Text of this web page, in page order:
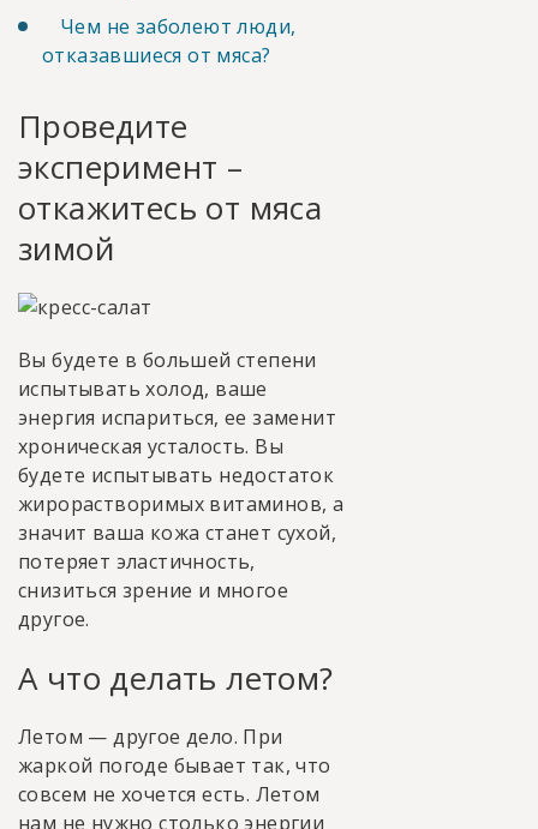
Чем не заболеют люди,
отказавшиеся от мяса?
Проведите
эксперимент –
откажитесь от мяса
зимой
Вы будете в большей степени
испытывать холод, ваше
энергия испариться, ее заменит
хроническая усталость. Вы
будете испытывать недостаток
жирорастворимых витаминов, а
значит ваша кожа станет сухой,
потеряет эластичность,
снизиться зрение и многое
другое.
А что делать летом?
Летом — другое дело. При
жаркой погоде бывает так, что
совсем не хочется есть. Летом
нам не нужно столько энергии